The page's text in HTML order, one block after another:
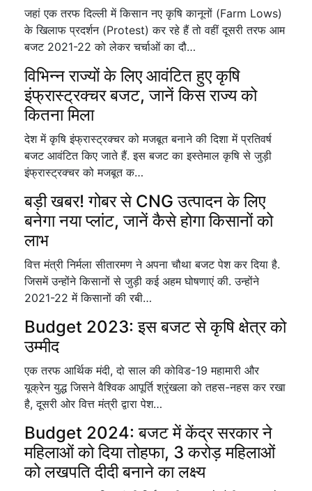
जहां एक तरफ दिल्ली में किसान नए कृषि कानूनों (Farm Lows)
के खिलाफ प्रदर्शन (Protest) कर रहे हैं तो वहीं दूसरी तरफ आम
बजट 2021-22 को लेकर चर्चाओं का दौ…
विभिन्न राज्यों के लिए आवंटित हुए कृषि
इंफ्रास्ट्रक्चर बजट, जानें किस राज्य को
कितना मिला
देश में कृषि इंफ्रास्ट्रक्चर को मजबूत बनाने की दिशा में प्रतिवर्ष
बजट आवंटित किए जाते हैं. इस बजट का इस्तेमाल कृषि से जुड़ी
इंफ्रास्ट्रक्चर को मजबूत क…
बड़ी खबर! गोबर से CNG उत्पादन के लिए
बनेगा नया प्लांट, जानें कैसे होगा किसानों को
लाभ
वित्त मंत्री निर्मला सीतारमण ने अपना चौथा बजट पेश कर दिया है.
जिसमें उन्होंने किसानों से जुड़ी कई अहम घोषणाएं की. उन्होंने
2021-22 में किसानों की रबी…
Budget 2023: इस बजट से कृषि क्षेत्र को
उम्मीद
एक तरफ आर्थिक मंदी, दो साल की कोविड-19 महामारी और
यूक्रेन युद्ध जिसने वैश्विक आपूर्ति श्रृंखला को तहस-नहस कर रखा
है, दूसरी ओर वित्त मंत्री द्वारा पेश…
Budget 2024: बजट में केंद्र सरकार ने
महिलाओं को दिया तोहफा, 3 करोड़ महिलाओं
को लखपति दीदी बनाने का लक्ष्य